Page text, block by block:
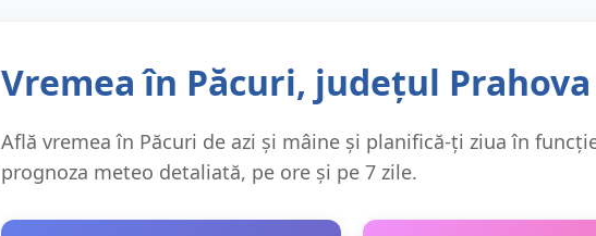
Vremea în Păcuri, județul Prahova
Află vremea în Păcuri de azi și mâine și planifică-ți ziua în
prognoza meteo detaliată, pe ore și pe 7 zile.